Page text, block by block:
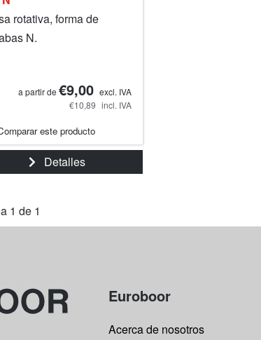
rotativa, forma de
N.
a partir de €9,00 excl. IVA
€10,89 incl. IVA
este producto
Detalles
1 de 1
Euroboor
Acerca de nosotros